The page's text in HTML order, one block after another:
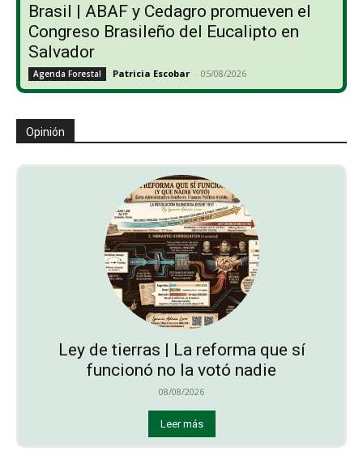
Brasil | ABAF y Cedagro promueven el
Congreso Brasileño del Eucalipto en
Salvador
Agenda Forestal Patricia Escobar - 05/08/2026
Opinión
Ley de tierras | La reforma que sí
funcionó no la votó nadie
08/08/2026
Leer más